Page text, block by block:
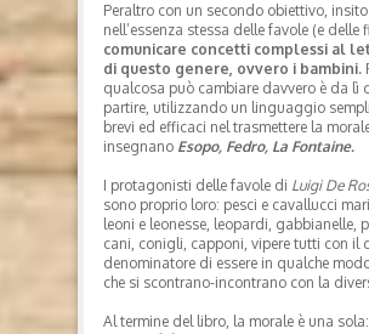
Peraltro con un secondo obiettivo, insito
nell’essenza stessa delle favole (e delle
comunicare concetti complessi al
di questo genere, ovvero i bambini.
qualcosa può cambiare davvero è da lì
partire, utilizzando un linguaggio
brevi ed efficaci nel trasmettere la
insegnano Esopo, Fedro, La Fontaine.
I protagonisti delle favole di Luigi De
sono proprio loro: pesci e cavallucci
leoni e leonesse, leopardi, gabbianelle,
cani, conigli, capponi, vipere tutti con il
denominatore di essere in qualche
che si scontrano-incontrano con la
Al termine del libro, la morale è una sola: